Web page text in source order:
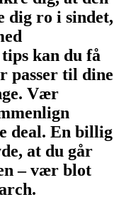
dig ro i sindet,
kan du få
passer til dine
Vær
deal. En billig
at du går
– vær blot